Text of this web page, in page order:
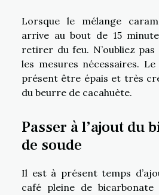
Lorsque le mélange
arrive au bout de 15
retirer du feu. N’oubliez
les mesures nécessaires.
présent être épais et très
du beurre de cacahuète.
Passer à l’ajout du
de soude
Il est à présent temps
café pleine de